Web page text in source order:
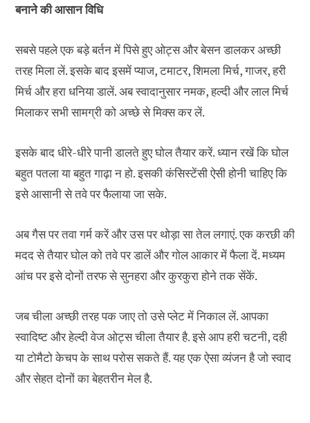
बनाने की आसान विधि
सबसे पहले एक बड़े बर्तन में पिसे हुए ओट्स और बेसन डालकर अच्छी
तरह मिला लें. इसके बाद इसमें प्याज, टमाटर, शिमला मिर्च, गाजर, हरी
मिर्च और हरा धनिया डालें. अब स्वादानुसार नमक, हल्दी और लाल मिर्च
मिलाकर सभी सामग्री को अच्छे से मिक्स कर लें.
इसके बाद धीरे-धीरे पानी डालते हुए घोल तैयार करें. ध्यान रखें कि घोल
बहुत पतला या बहुत गाढ़ा न हो. इसकी कंसिस्टेंसी ऐसी होनी चाहिए कि
इसे आसानी से तवे पर फैलाया जा सके.
अब गैस पर तवा गर्म करें और उस पर थोड़ा सा तेल लगाएं. एक करछी की
मदद से तैयार घोल को तवे पर डालें और गोल आकार में फैला दें. मध्यम
आंच पर इसे दोनों तरफ से सुनहरा और कुरकुरा होने तक सेंकें.
जब चीला अच्छी तरह पक जाए तो उसे प्लेट में निकाल लें. आपका
स्वादिष्ट और हेल्दी वेज ओट्स चीला तैयार है. इसे आप हरी चटनी, दही
या टोमैटो केचप के साथ परोस सकते हैं. यह एक ऐसा व्यंजन है जो स्वाद
और सेहत दोनों का बेहतरीन मेल है.